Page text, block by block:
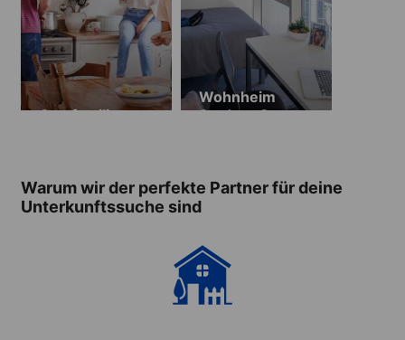
Gastfamilie
Wohnheim
Student One
Warum wir der perfekte Partner für deine
Unterkunftssuche sind